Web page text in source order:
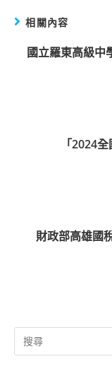
相關內容
國立羅東高級中
「2024
財政部高雄國
Search
for: